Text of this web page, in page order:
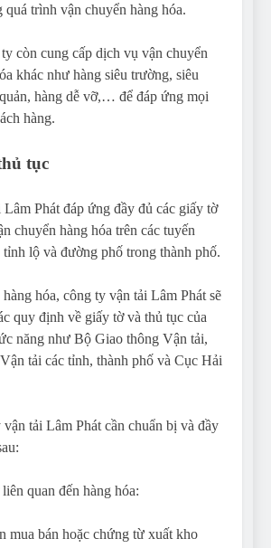
quá trình vận chuyển hàng hóa.
còn cung cấp dịch vụ vận chuyển
khác như hàng siêu trường, siêu
hàng dễ vỡ,… để đáp ứng mọi
hàng.
tục
Phát đáp ứng đầy đủ các giấy tờ
chuyển hàng hóa trên các tuyến
lộ và đường phố trong thành phố.
hóa, công ty vận tải Lâm Phát sẽ
quy định về giấy tờ và thủ tục của
năng như Bộ Giao thông Vận tải,
tải các tỉnh, thành phố và Cục Hải
tải Lâm Phát cần chuẩn bị và đầy
quan đến hàng hóa:
mua bán hoặc chứng từ xuất kho